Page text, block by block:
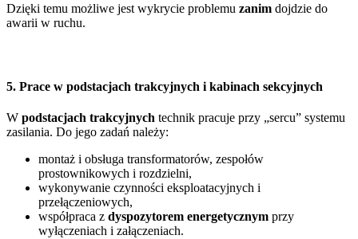
Dzięki temu możliwe jest wykrycie problemu zanim dojdzie do
awarii w ruchu.
5. Prace w podstacjach trakcyjnych i kabinach sekcyjnych
W podstacjach trakcyjnych technik pracuje przy „sercu” systemu
zasilania. Do jego zadań należy:
montaż i obsługa transformatorów, zespołów
prostownikowych i rozdzielni,
wykonywanie czynności eksploatacyjnych i
przełączeniowych,
współpraca z dyspozytorem energetycznym przy
wyłączeniach i załączeniach.